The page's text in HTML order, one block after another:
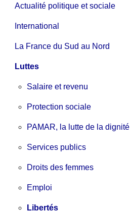
Actualité politique et sociale
International
La France du Sud au Nord
Luttes
Salaire et revenu
Protection sociale
PAMAR, la lutte de la dignité
Services publics
Droits des femmes
Emploi
Libertés